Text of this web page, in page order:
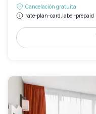
Cancelación gratuita
rate-plan-card.label-prepaid